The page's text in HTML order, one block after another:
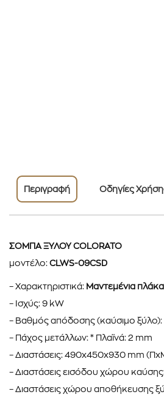
Περιγραφή Οδηγίες
ΣΟΜΠΑ ΞΥΛΟΥ COLORATO
μοντέλο: CLWS-09CSD
– Χαρακτηριστικά: Μαντεμένια
– Ισχύς: 9 kW
– Βαθμός απόδοσης (καύσιμο ξύλο):
– Πάχος μετάλλων: * Πλαϊνά: 2 mm
– Διαστάσεις: 490x450x930 mm
– Διαστάσεις εισόδου χώρου
– Διαστάσεις χώρου αποθήκευσης